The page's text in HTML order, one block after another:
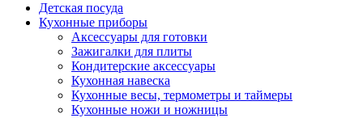
Детская посуда
Кухонные приборы
Аксессуары для готовки
Зажигалки для плиты
Кондитерские аксессуары
Кухонная навеска
Кухонные весы, термометры и таймеры
Кухонные ножи и ножницы